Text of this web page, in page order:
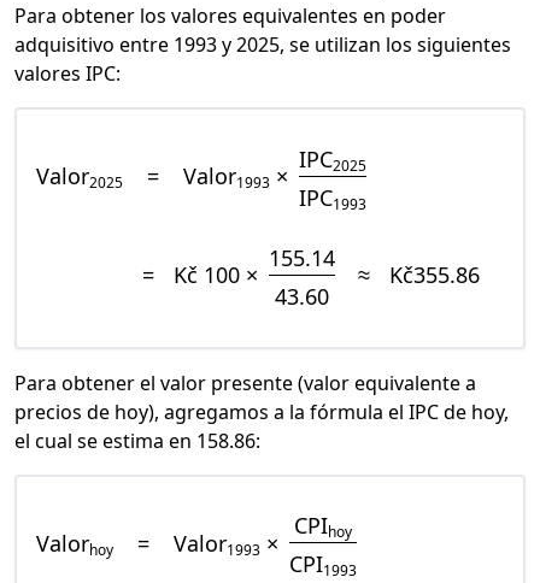
Para obtener los valores equivalentes en poder
adquisitivo entre 1993 y 2025, se utilizan los siguientes
valores IPC:
Valor2025 = Valor1993 ×
IPC2025
IPC1993
= Kč 100 ×
155.14
43.60
≈ Kč355.86
Para obtener el valor presente (valor equivalente a
precios de hoy), agregamos a la fórmula el IPC de hoy,
el cual se estima en 158.86:
Valorhoy = Valor1993 ×
CPIhoy
CPI1993